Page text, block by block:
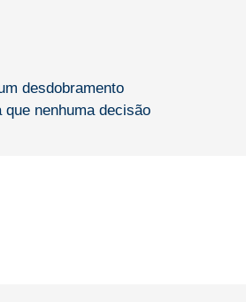
desdobramento
nenhuma decisão